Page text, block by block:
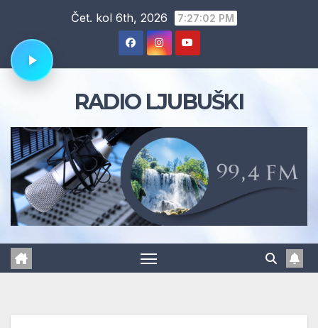
content
Čet. kol 6th, 2026 7:27:02 PM
RADIO LJUBUŠKI